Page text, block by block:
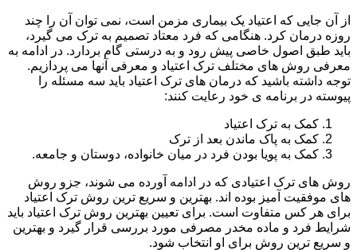
از آن جایی که اعتیاد یک بیماری مزمن است، نمی توان آن را چند
روزه درمان کرد. هنگامی که فرد معتاد تصمیم به ترک می گیرد،
باید طبق اصول خاصی پیش رود و به درستی گام بردارد. در ادامه به
معرفی روش های مختلف ترک اعتیاد و معرفی آنها می پردازیم.
توجه داشته باشید که درمان های ترک اعتیاد باید سه مسئله را
پیوسته در برنامه ی خود رعایت کنند:
کمک به ترک اعتیاد
کمک به پاک ماندن بعد از ترک
کمک به پویا بودن فرد در میان خانواده، دوستان و جامعه.
روش های ترک اعتیادی که در ادامه آورده می شوند، جزو روش
های موفقیت آمیز بوده اند. بهترین و سریع ترین روش ترک اعتیاد
برای هر کس متفاوت است. برای تعیین بهترین روش ترک اعتیاد باید
شرایط فرد و ماده مخدر مصرفی مورد بررسی قرار گیرد و بهترین
و سریع ترین روش برای او انتخاب شود.